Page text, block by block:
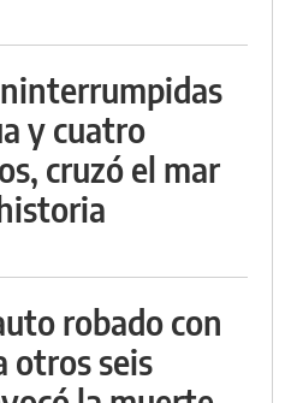
y cuatro
cruzó el mar
robado con
otros seis